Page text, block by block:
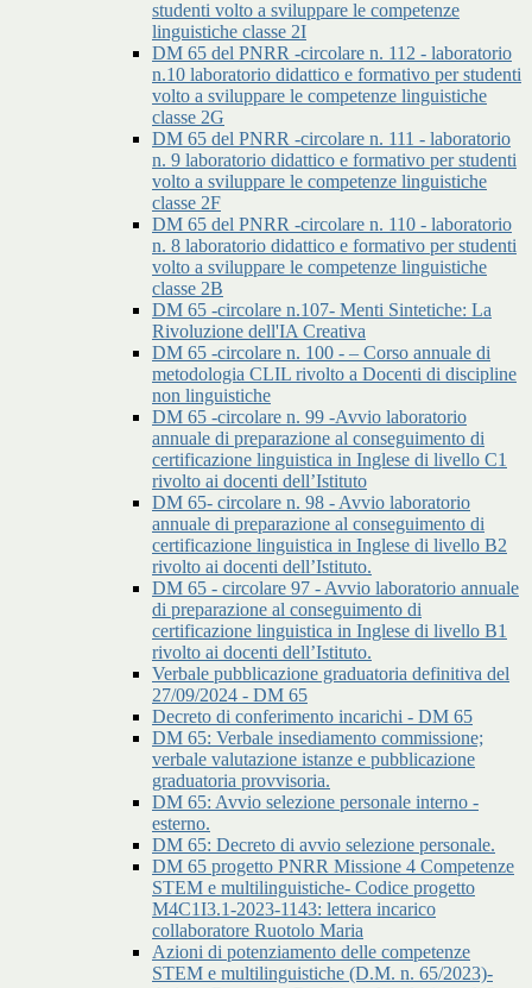
studenti volto a sviluppare le competenze
linguistiche classe 2I
DM 65 del PNRR -circolare n. 112 - laboratorio
n.10 laboratorio didattico e formativo per studenti
volto a sviluppare le competenze linguistiche
classe 2G
DM 65 del PNRR -circolare n. 111 - laboratorio
n. 9 laboratorio didattico e formativo per studenti
volto a sviluppare le competenze linguistiche
classe 2F
DM 65 del PNRR -circolare n. 110 - laboratorio
n. 8 laboratorio didattico e formativo per studenti
volto a sviluppare le competenze linguistiche
classe 2B
DM 65 -circolare n.107- Menti Sintetiche: La
Rivoluzione dell'IA Creativa
DM 65 -circolare n. 100 - – Corso annuale di
metodologia CLIL rivolto a Docenti di discipline
non linguistiche
DM 65 -circolare n. 99 -Avvio laboratorio
annuale di preparazione al conseguimento di
certificazione linguistica in Inglese di livello C1
rivolto ai docenti dell’Istituto
DM 65- circolare n. 98 - Avvio laboratorio
annuale di preparazione al conseguimento di
certificazione linguistica in Inglese di livello B2
rivolto ai docenti dell’Istituto.
DM 65 - circolare 97 - Avvio laboratorio annuale
di preparazione al conseguimento di
certificazione linguistica in Inglese di livello B1
rivolto ai docenti dell’Istituto.
Verbale pubblicazione graduatoria definitiva del
27/09/2024 - DM 65
Decreto di conferimento incarichi - DM 65
DM 65: Verbale insediamento commissione;
verbale valutazione istanze e pubblicazione
graduatoria provvisoria.
DM 65: Avvio selezione personale interno -
esterno.
DM 65: Decreto di avvio selezione personale.
DM 65 progetto PNRR Missione 4 Competenze
STEM e multilinguistiche- Codice progetto
M4C1I3.1-2023-1143: lettera incarico
collaboratore Ruotolo Maria
Azioni di potenziamento delle competenze
STEM e multilinguistiche (D.M. n. 65/2023)-